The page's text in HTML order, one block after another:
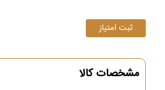
مشخصات کالا